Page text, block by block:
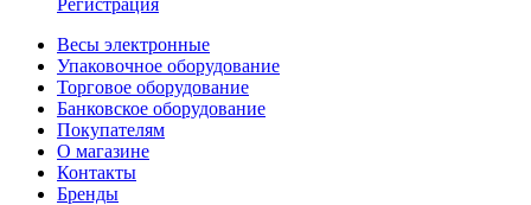
Регистрация
Весы электронные
Упаковочное оборудование
Торговое оборудование
Банковское оборудование
Покупателям
О магазине
Контакты
Бренды